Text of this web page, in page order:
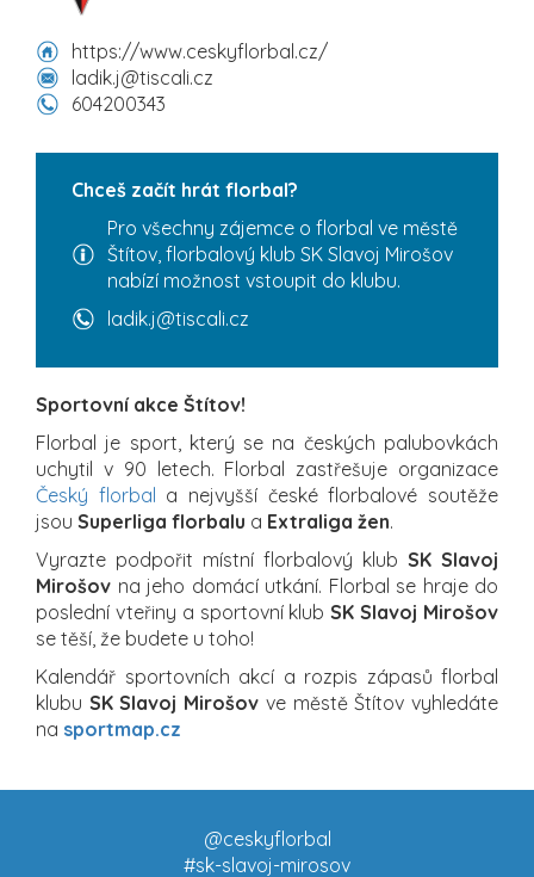
https://www.ceskyflorbal.cz/
ladik.j@tiscali.cz
604200343
Chceš začít hrát florbal?
Pro všechny zájemce o florbal ve městě
Štítov, florbalový klub SK Slavoj Mirošov
nabízí možnost vstoupit do klubu.
ladik.j@tiscali.cz
Sportovní akce Štítov!
Florbal je sport, který se na českých palubovkách
uchytil v 90 letech. Florbal zastřešuje organizace
Český florbal a nejvyšší české florbalové soutěže
jsou Superliga florbalu a Extraliga žen.
Vyrazte podpořit místní florbalový klub SK Slavoj
Mirošov na jeho domácí utkání. Florbal se hraje do
poslední vteřiny a sportovní klubSK Slavoj Mirošov
se těší, že budete u toho!
Kalendář sportovních akcí a rozpis zápasů florbal
klubu SK Slavoj Mirošov ve městě Štítov vyhledáte
na sportmap.cz
@ceskyflorbal
#sk-slavoj-mirosov